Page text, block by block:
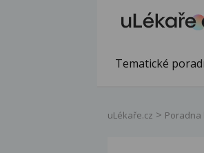
Tematické
uLékaře.cz Poradna